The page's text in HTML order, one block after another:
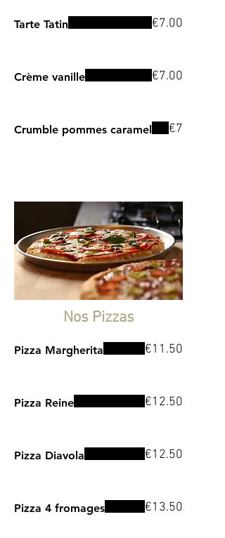
Tarte Tatin €7.00
Crème vanille €7.00
Crumble pommes caramel €7
Nos Pizzas
Pizza Margherita €11.50
Pizza Reine €12.50
Pizza Diavola €12.50
Pizza 4 fromages €13.50